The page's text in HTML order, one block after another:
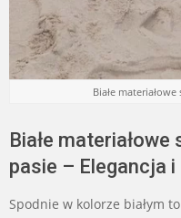
Białe
Białe
pasie – Elegancja
Spodnie w kolorze białym